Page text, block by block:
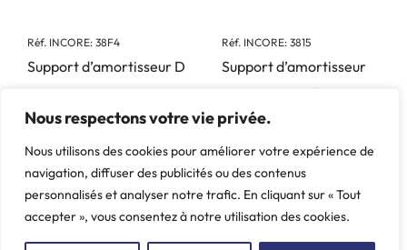
Nous respectons votre vie privée.
Nous utilisons des cookies pour améliorer votre expérience de
navigation, diffuser des publicités ou des contenus
personnalisés et analyser notre trafic. En cliquant sur « Tout
accepter », vous consentez à notre utilisation des cookies.
Réf. INCORE: 38F4
Support d’amortisseur D
FIAT - LANCIA, Ducato,
Boxer III, Jumper II & III
Poids: 1.08 kg
Réf. INCORE: 3815
Support d’amortisseur
PEUGEOT, 106